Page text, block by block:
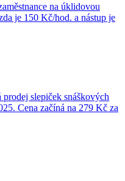
na úklidovou
je 150 Kč/hod. a nástup je
slepiček snáškových
Cena začíná na 279 Kč za